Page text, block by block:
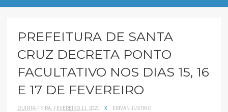
PREFEITURA DE SANTA
CRUZ DECRETA PONTO
FACULTATIVO NOS DIAS 15, 16
E 17 DE FEVEREIRO
QUINTA-FEIRA, FEVEREIRO 11, 2021 X ERIVAN JUSTINO